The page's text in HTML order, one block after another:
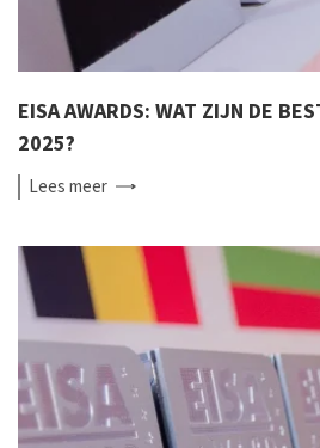
EISA AWARDS: WAT ZIJN DE
2025?
Leesmeer